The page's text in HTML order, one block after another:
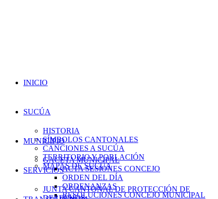
INICIO
SUCÚA
HISTORIA
SÍMBOLOS CANTONALES
CANCIONES A SUCÚA
TERRITORIO Y POBLACIÓN
MAPAS DE SUCÚA
MUNICIPIO
GACETA MUNICIPAL
ACTA SESIONES CONCEJO
ORDEN DEL DÍA
ORDENANZAS
RESOLUCIONES CONCEJO MUNICIPAL
SERVICIOS
JUNTA CANTONAL DE PROTECCIÓN DE